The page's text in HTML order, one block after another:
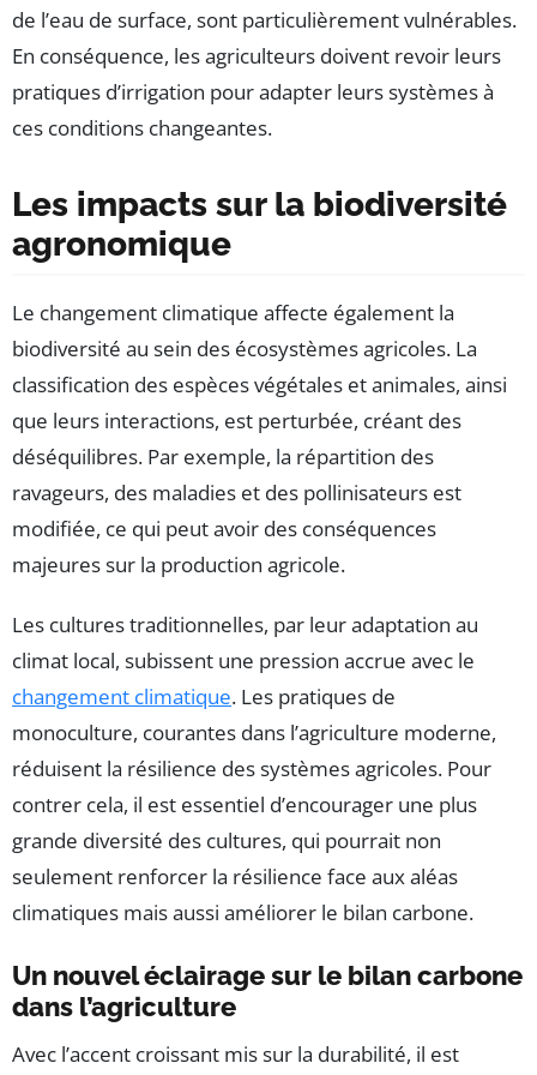
de l’eau de surface, sont particulièrement vulnérables.
En conséquence, les agriculteurs doivent revoir leurs
pratiques d’irrigation pour adapter leurs systèmes à
ces conditions changeantes.
Les impacts sur la biodiversité
agronomique
Le changement climatique affecte également la
biodiversité au sein des écosystèmes agricoles. La
classification des espèces végétales et animales, ainsi
que leurs interactions, est perturbée, créant des
déséquilibres. Par exemple, la répartition des
ravageurs, des maladies et des pollinisateurs est
modifiée, ce qui peut avoir des conséquences
majeures sur la production agricole.
Les cultures traditionnelles, par leur adaptation au
climat local, subissent une pression accrue avec le
changement climatique. Les pratiques de
monoculture, courantes dans l’agriculture moderne,
réduisent la résilience des systèmes agricoles. Pour
contrer cela, il est essentiel d’encourager une plus
grande diversité des cultures, qui pourrait non
seulement renforcer la résilience face aux aléas
climatiques mais aussi améliorer le bilan carbone.
Un nouvel éclairage sur le bilan carbone
dans l’agriculture
Avec l’accent croissant mis sur la durabilité, il est